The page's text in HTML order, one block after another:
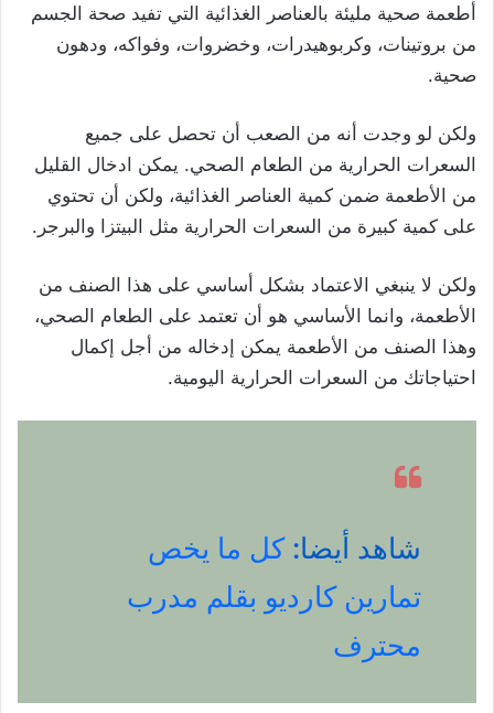
أطعمة صحية مليئة بالعناصر الغذائية التي تفيد صحة الجسم
من بروتينات، وكربوهيدرات، وخضروات، وفواكه، ودهون
صحية.
ولكن لو وجدت أنه من الصعب أن تحصل على جميع
السعرات الحرارية من الطعام الصحي. يمكن ادخال القليل
من الأطعمة ضمن كمية العناصر الغذائية، ولكن أن تحتوي
على كمية كبيرة من السعرات الحرارية مثل البيتزا والبرجر.
ولكن لا ينبغي الاعتماد بشكل أساسي على هذا الصنف من
الأطعمة، وانما الأساسي هو أن تعتمد على الطعام الصحي،
وهذا الصنف من الأطعمة يمكن إدخاله من أجل إكمال
احتياجاتك من السعرات الحرارية اليومية.
شاهد أيضا:كل ما يخص
تمارين كارديو بقلم مدرب
محترف